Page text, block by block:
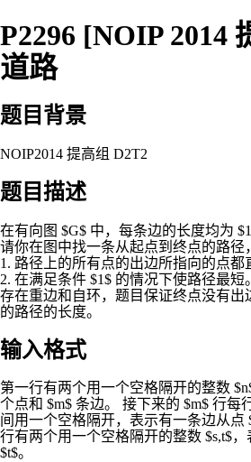
P2296 [NOIP 2014
道路
题目背景
NOIP2014 提高组 D2T2
题目描述
在有向图 $G$ 中，每条边的长度均为
请你在图中找一条从起点到终点的路径
1. 路径上的所有点的出边所指向的点都
2. 在满足条件 $1$ 的情况下使路径最短
存在重边和自环，题目保证终点没有出
的路径的长度。
输入格式
第一行有两个用一个空格隔开的整数
个点和 $m$ 条边。 接下来的 $m$ 行每
间用一个空格隔开，表示有一条边从点
行有两个用一个空格隔开的整数 $s,t$
$t$。